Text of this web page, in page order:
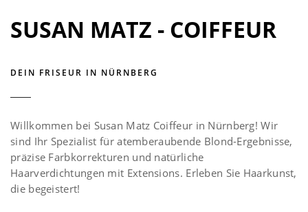
SUSAN MATZ - COIFFEUR
DEIN FRISEUR IN NÜRNBERG
Willkommen bei Susan Matz Coiffeur in Nürnberg! Wir
sind Ihr Spezialist für atemberaubende Blond-Ergebnisse,
präzise Farbkorrekturen und natürliche
Haarverdichtungen mit Extensions. Erleben Sie Haarkunst,
die begeistert!